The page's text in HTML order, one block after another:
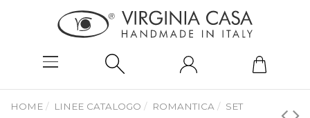
HOME LINEE CATALOGO ROMANTICA
SET